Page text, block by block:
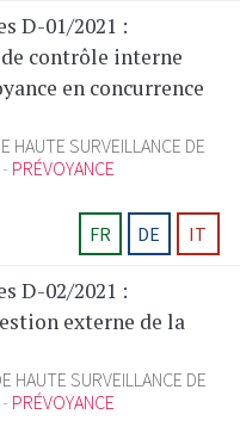
D-01/2021 :
contrôle interne
en concurrence
HAUTE SURVEILLANCE DE
PRÉVOYANCE
FR
DE IT
D-02/2021 :
externe de la
HAUTE SURVEILLANCE DE
PRÉVOYANCE